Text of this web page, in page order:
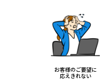
お客様のご要望に
応えきれない